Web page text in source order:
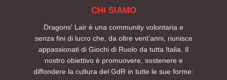
CHI SIAMO
Dragons' Lair è una community volontaria e
senza fini di lucro che, da oltre vent’anni, riunisce
appassionati di Giochi di Ruolo da tutta Italia. Il
nostro obiettivo è promuovere, sostenere e
diffondere la cultura del GdR in tutte le sue forme: